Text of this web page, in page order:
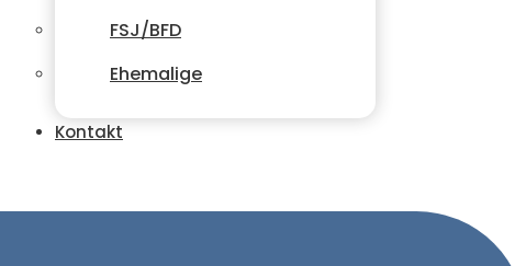
FSJ/BFD
Ehemalige
Kontakt